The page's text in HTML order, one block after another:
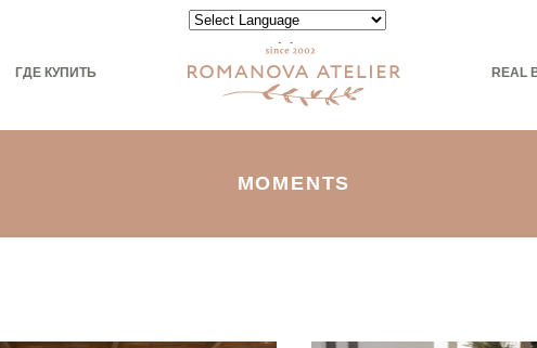
ГДЕ КУПИТЬ REAL
Powered by
MOMENTS